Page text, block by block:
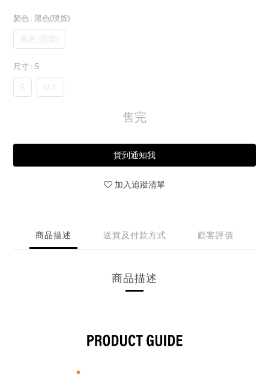
顏色 : 黑色(現貨)
黑色(現貨)
尺寸 : S
S M-L
售完
貨到通知我
加入追蹤清單
商品描述 送貨及付款方式 顧客評價
商品描述